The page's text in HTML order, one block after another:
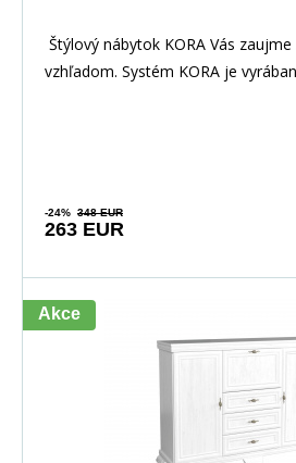
Štýlový nábytok KORA Vás
vzhľadom. Systém KORA je
-24% 348 EUR
263 EUR
Akce